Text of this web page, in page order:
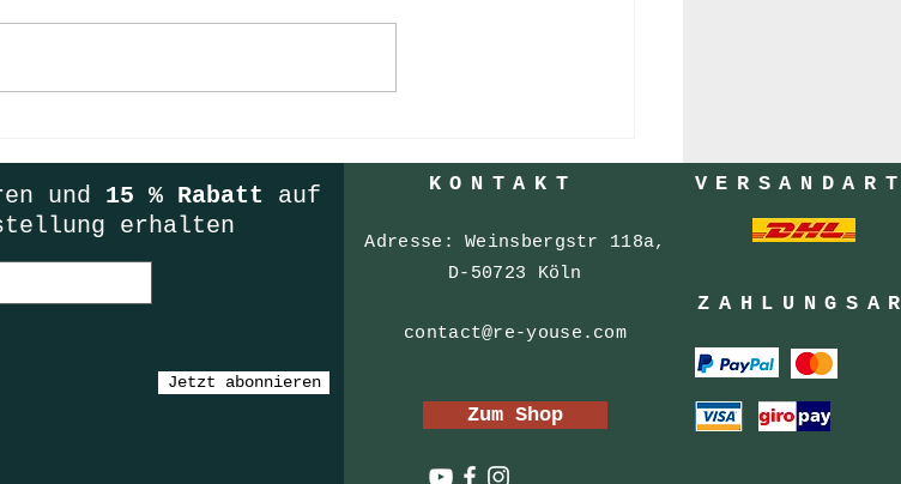
KONTAKT
Adresse: Weinsbergstr 118a,
D-50723 Köln
contact@re-youse.com
und 15 % Rabatt auf
erhalten
Jetzt abonnieren
Zum Shop